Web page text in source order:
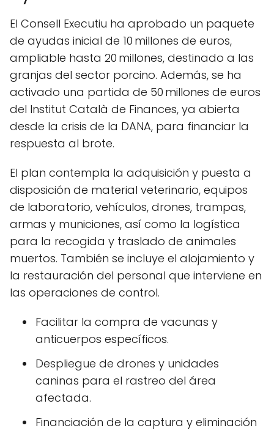
El Consell Executiu ha aprobado un paquete
de ayudas inicial de 10 millones de euros,
ampliable hasta 20 millones, destinado a las
granjas del sector porcino. Además, se ha
activado una partida de 50 millones de euros
del Institut Català de Finances, ya abierta
desde la crisis de la DANA, para financiar la
respuesta al brote.
El plan contempla la adquisición y puesta a
disposición de material veterinario, equipos
de laboratorio, vehículos, drones, trampas,
armas y municiones, así como la logística
para la recogida y traslado de animales
muertos. También se incluye el alojamiento y
la restauración del personal que interviene en
las operaciones de control.
Facilitar la compra de vacunas y
anticuerpos específicos.
Despliegue de drones y unidades
caninas para el rastreo del área
afectada.
Financiación de la captura y eliminación